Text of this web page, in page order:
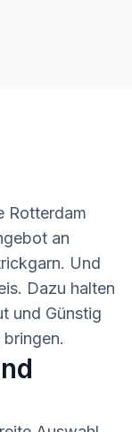
Rotterdam
an
Und
Dazu halten
und Günstig